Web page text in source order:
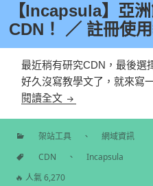
【Incapsula】亞
CDN！ ／ 註冊使
最近稍有研究CDN，最後選
好久沒寫教學文了，就來寫
閱讀全文 【Incapsula】亞
分
架站工具 、 網域資訊
標
CDN 、
Incapsula
🔥 人氣 6,270